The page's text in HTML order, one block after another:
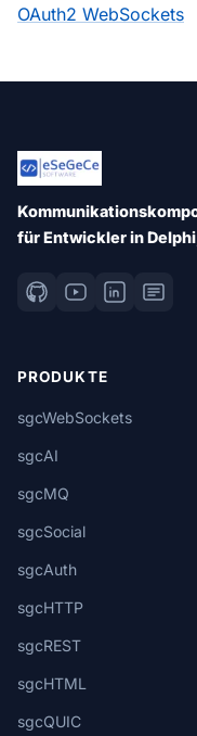
OAuth2 WebSockets
für Entwickler in
PRODUKTE
sgcWebSockets
sgcAI
sgcMQ
sgcSocial
sgcAuth
sgcHTTP
sgcREST
sgcHTML
sgcQUIC